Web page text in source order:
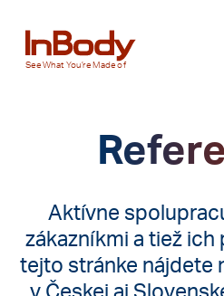
See What You’re Made of
Aktívne
zákazníkmi a tiež ich
tejto stránke nájdete